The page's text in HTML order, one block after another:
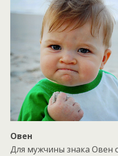
Овен
Для мужчины знака Овен